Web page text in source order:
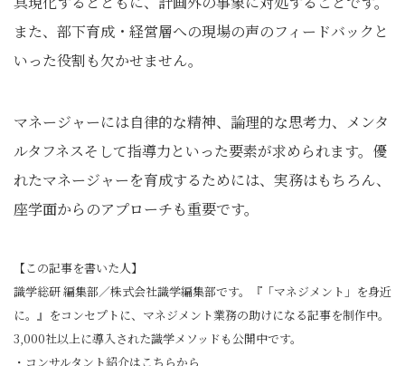
また、部下育成・経営層への現場の声のフィードバックと
いった役割も欠かせません。
マネージャーには自律的な精神、論理的な思考力、メンタ
ルタフネスそして指導力といった要素が求められます。優
れたマネージャーを育成するためには、実務はもちろん、
座学面からのアプローチも重要です。
【この記事を書いた人】
識学総研 編集部／株式会社識学編集部です。『「マネジメント」を身近
に。』をコンセプトに、マネジメント業務の助けになる記事を制作中。
3,000社以上に導入された識学メソッドも公開中です。
・コンサルタント紹介はこちらから